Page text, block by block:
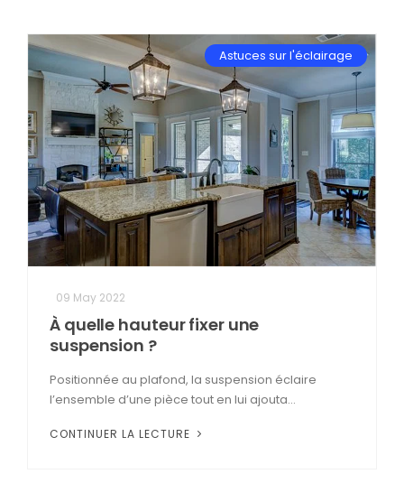
Clide
Connexion
Astuces sur l'éclairage
09 May 2022
À quelle hauteur fixer une
suspension ?
Positionnée au plafond, la suspension éclaire
l’ensemble d’une pièce tout en lui ajouta...
CONTINUER LA LECTURE